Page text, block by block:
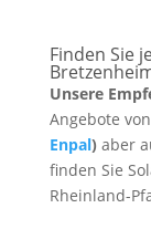
Finden Sie
Unsere
Angebote
Enpal) aber
finden Sie
Rheinland-